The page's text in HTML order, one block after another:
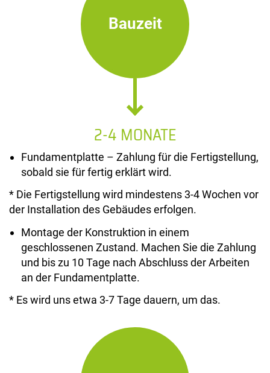
Bauzeit
2-4 MONATE
Fundamentplatte – Zahlung für die Fertigstellung,
sobald sie für fertig erklärt wird.
* Die Fertigstellung wird mindestens 3-4 Wochen vor
der Installation des Gebäudes erfolgen.
Montage der Konstruktion in einem
geschlossenen Zustand. Machen Sie die Zahlung
und bis zu 10 Tage nach Abschluss der Arbeiten
an der Fundamentplatte.
* Es wird uns etwa 3-7 Tage dauern, um das.